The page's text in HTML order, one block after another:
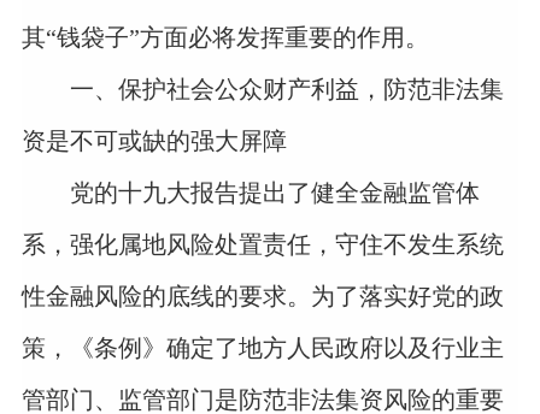
其“钱袋子”方面必将发挥重要的作用。
一、保护社会公众财产利益，防范非法集
资是不可或缺的强大屏障
党的十九大报告提出了健全金融监管体
系，强化属地风险处置责任，守住不发生系统
性金融风险的底线的要求。为了落实好党的政
策，《条例》确定了地方人民政府以及行业主
管部门、监管部门是防范非法集资风险的重要